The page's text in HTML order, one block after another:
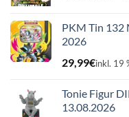
PKM Tin 132
2026
29,99€inkl. 19
Tonie Figur
13.08.2026